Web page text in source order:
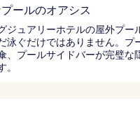
ールのオアシス
ジュアリーホテルの屋外プー
泳ぐだけではありません。プ
、プールサイドバーが完璧な